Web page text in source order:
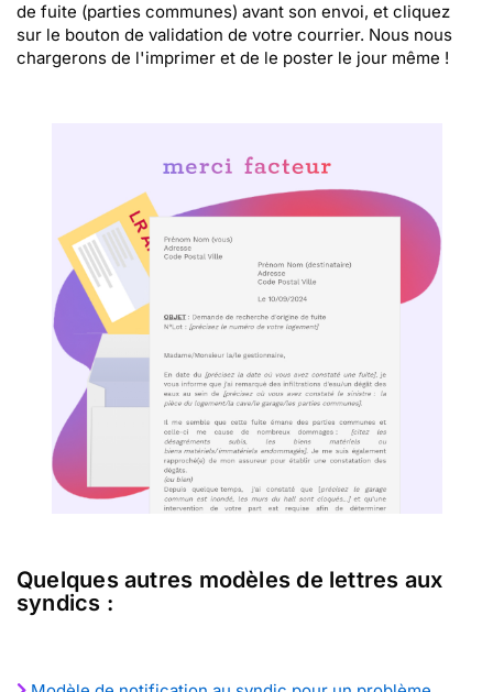
de fuite (parties communes) avant son envoi, et cliquez
sur le bouton de validation de votre courrier. Nous nous
chargerons de l'imprimer et de le poster le jour même !
Quelques autres modèles de lettres aux
syndics :